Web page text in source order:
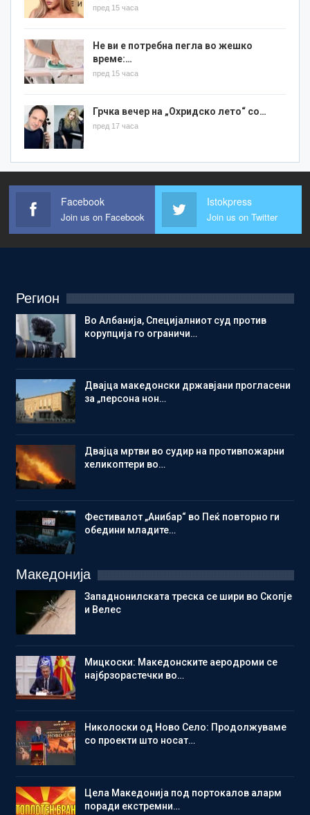
пред 15 часа
Не ви е потребна пегла во жешко
време:…
пред 15 часа
Грчка вечер на „Охридско лето“ со…
пред 17 часа
Facebook
Join us on Facebook
Istokpress
Join us on Twitter
Регион
Во Албанија, Специјалниот суд против
корупција го ограничи…
Двајца македонски државјани прогласени
за „персона нон…
Двајца мртви во судир на противпожарни
хеликоптери во…
Фестивалот „Анибар“ во Пеќ повторно ги
обедини младите…
Македонија
Западнонилската треска се шири во Скопје
и Велес
Мицкоски: Македонските аеродроми се
најбрзорастечки во…
Николоски од Ново Село: Продолжуваме
со проекти што носат…
Цела Македонија под портокалов аларм
поради екстремни…